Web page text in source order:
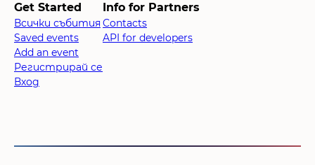
Get Started
Всички събития
Saved events
Add an event
Регистрирай се
Вход
Info for Partners
Contacts
API for developers